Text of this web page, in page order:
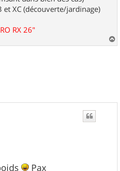
et XC (découverte/jardinage)
RX 26"
a
Pax